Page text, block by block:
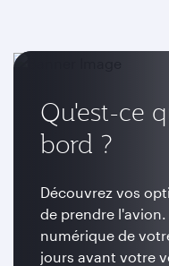
Qu'est-ce
bord ?
Découvrez vos
de prendre
numérique de
jours avant votre